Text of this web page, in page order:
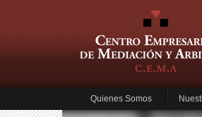
Quienes Somos